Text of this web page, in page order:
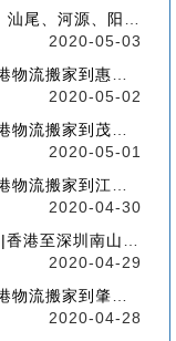
的流程、价格和收费标准
2020-05-03
包装、价格、电话、标准
2020-05-02
包装、价格、电话、标准
2020-05-01
包装、价格、电话、标准
2020-04-30
流程、分类、包装、价格
2020-04-29
包装、价格、电话、标准
2020-04-28